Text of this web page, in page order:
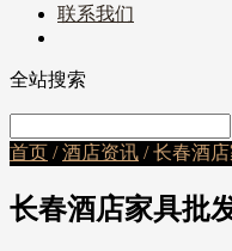
联系我们
全站搜索
首页 /酒店资讯 / 长春酒
长春酒店家具批